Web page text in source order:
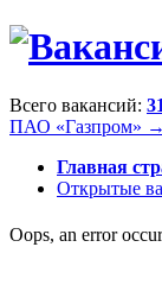
Всего вакансий:
ПАО «Газпром» →
Главная
Открытые
Oops, an error